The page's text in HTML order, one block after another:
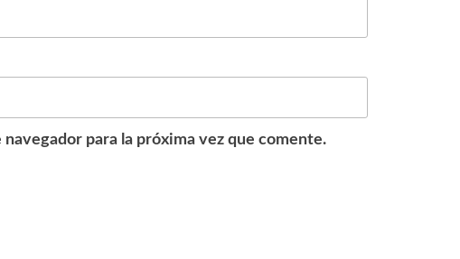
para la próxima vez que comente.